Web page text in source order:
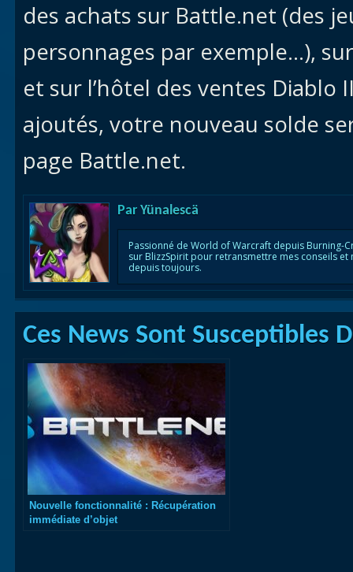
des achats sur Battle.net (des
personnages par exemple…),
et sur l’hôtel des ventes Diablo
ajoutés, votre nouveau solde
page Battle.net.
Par Yünalescä
Passionné de World of Warcraft depuis Burning-
sur BlizzSpirit pour retransmettre mes conseils
depuis toujours.
Ces News Sont Susceptibles
Nouvelle fonctionnalité : Récupération
immédiate d’objet